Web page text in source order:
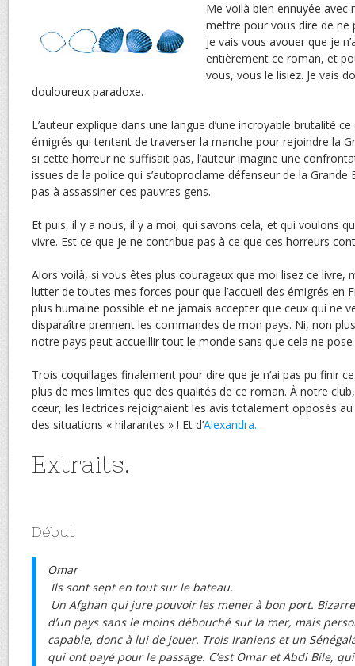
Me voilà bien ennuyée avec
mettre pour vous dire de ne
je vais vous avouer que je
entièrement ce roman, et
vous, vous le lisiez. Je vais
douloureux paradoxe.
L’auteur explique dans une langue d’une incroyable brutalité ce
émigrés qui tentent de traverser la manche pour rejoindre la
si cette horreur ne suffisait pas, l’auteur imagine une
issues de la police qui s’autoproclame défenseur de la Grande
pas à assassiner ces pauvres gens.
Et puis, il y a nous, il y a moi, qui savons cela, et qui voulons
vivre. Est ce que je ne contribue pas à ce que ces horreurs
Alors voilà, si vous êtes plus courageux que moi lisez ce livre,
lutter de toutes mes forces pour que l’accueil des émigrés en
plus humaine possible et ne jamais accepter que ceux qui ne
disparaître prennent les commandes de mon pays. Ni, non
notre pays peut accueillir tout le monde sans que cela ne
Trois coquillages finalement pour dire que je n’ai pas pu finir
plus de mes limites que des qualités de ce roman. À notre
cœur, les lectrices rejoignaient les avis totalement opposés
des situations « hilarantes » ! Et d’Alexandra.
Extraits.
Début
Omar
Ils sont sept en tout sur le bateau.
Un Afghan qui jure pouvoir les mener à bon port.
d’un pays sans le moins débouché sur la mer, mais
capable, donc à lui de jouer. Trois Iraniens et un
qui ont payé pour le passage. C’est Omar et Abdi Bile,